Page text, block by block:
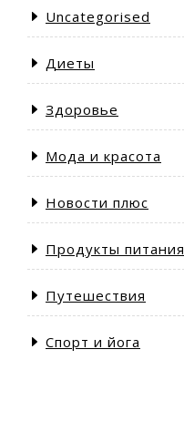
Uncategorised
Диеты
Здоровье
Мода и красота
Новости плюс
Продукты питания
Путешествия
Спорт и йога